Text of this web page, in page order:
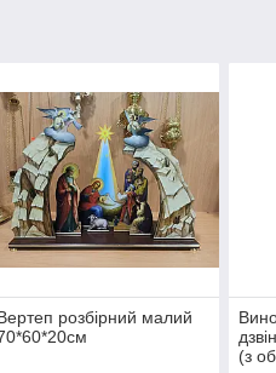
розбірний малий
(з